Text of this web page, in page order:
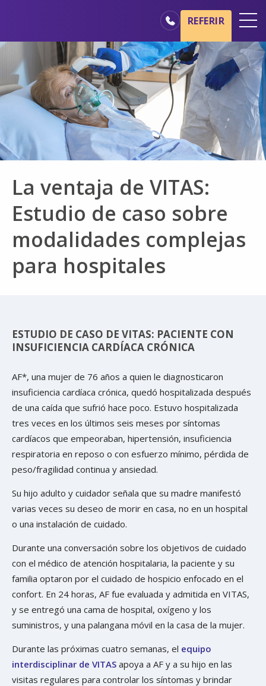
Básicos del cuidado de hospicio
Nuestros servicios
Profesionales médicos
Familiares y cuidadores
REFERIR
La ventaja de VITAS:
Estudio de caso sobre
modalidades complejas
para hospitales
ESTUDIO DE CASO DE VITAS: PACIENTE CON
INSUFICIENCIA CARDÍACA CRÓNICA
AF*, una mujer de 76 años a quien le diagnosticaron
insuficiencia cardíaca crónica, quedó hospitalizada después
de una caída que sufrió hace poco. Estuvo hospitalizada
tres veces en los últimos seis meses por síntomas
cardíacos que empeoraban, hipertensión, insuficiencia
respiratoria en reposo o con esfuerzo mínimo, pérdida de
peso/fragilidad continua y ansiedad.
Su hijo adulto y cuidador señala que su madre manifestó
varias veces su deseo de morir en casa, no en un hospital
o una instalación de cuidado.
Durante una conversación sobre los objetivos de cuidado
con el médico de atención hospitalaria, la paciente y su
familia optaron por el cuidado de hospicio enfocado en el
confort. En 24 horas, AF fue evaluada y admitida en VITAS,
y se entregó una cama de hospital, oxígeno y los
suministros, y una palangana móvil en la casa de la mujer.
Durante las próximas cuatro semanas, el equipo
interdisciplinar de VITAS apoya a AF y a su hijo en las
visitas regulares para controlar los síntomas y brindar